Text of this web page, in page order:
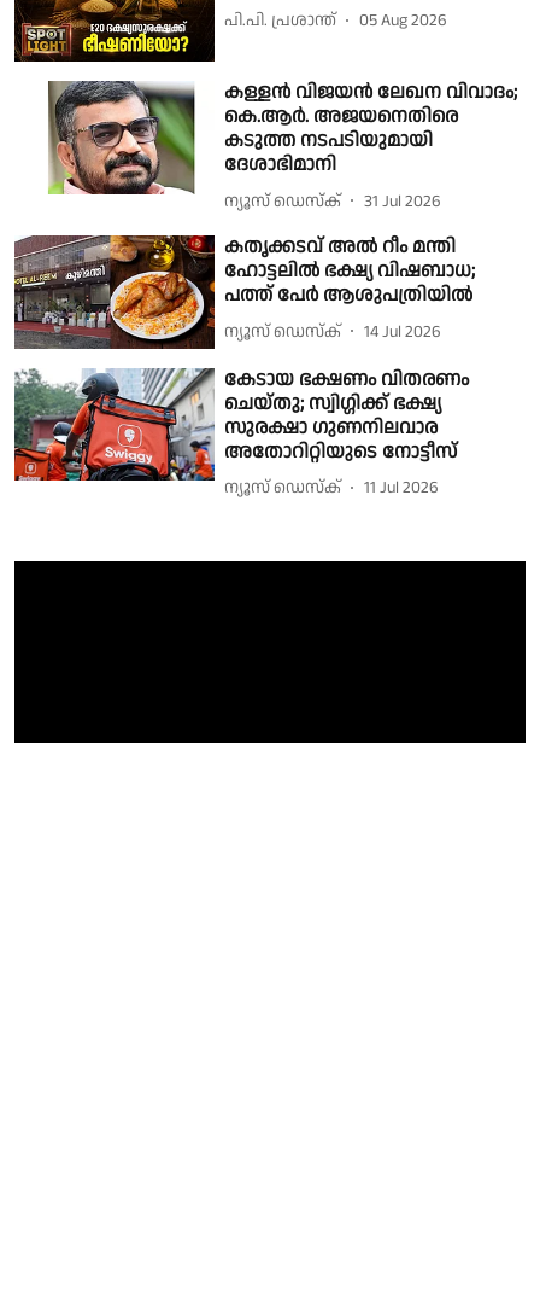
പി.പി. പ്രശാന്ത് 05 Aug 2026
കള്ളൻ വിജയൻ ലേഖന വിവാദം;
കെ.ആർ. അജയനെതിരെ
കടുത്ത നടപടിയുമായി
ദേശാഭിമാനി
ന്യൂസ് ഡെസ്ക് 31 Jul 2026
കതൃക്കടവ് അൽ റീം മന്തി
ഹോട്ടലിൽ ഭക്ഷ്യ വിഷബാധ;
പത്ത് പേർ ആശുപത്രിയിൽ
ന്യൂസ് ഡെസ്ക് 14 Jul 2026
കേടായ ഭക്ഷണം വിതരണം
ചെയ്തു; സ്വിഗ്ഗിക്ക് ഭക്ഷ്യ
സുരക്ഷാ ഗുണനിലവാര
അതോറിറ്റിയുടെ നോട്ടീസ്
ന്യൂസ് ഡെസ്ക് 11 Jul 2026